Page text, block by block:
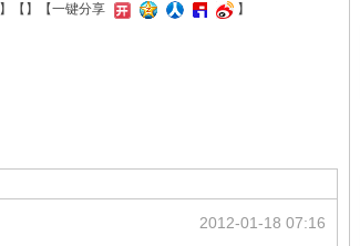
】【 】 【一键分享 】
2012-01-18 07:16